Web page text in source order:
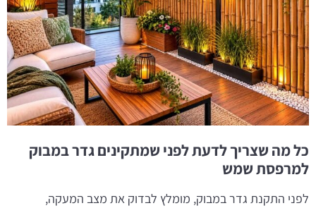
כל מה שצריך לדעת לפני שמתקינים גדר במבוק
למרפסת שמש
לפני התקנת גדר במבוק, מומלץ לבדוק את מצב המעקה,